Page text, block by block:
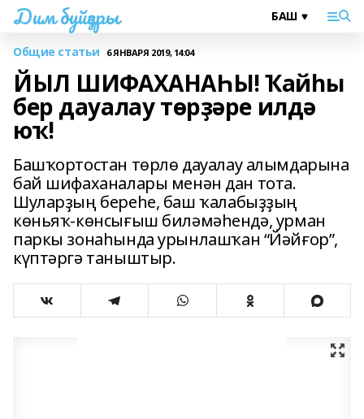
Дим буйҙары
Общие статьи 6 ЯНВАРЯ 2019, 14:04
ЙЫЛ ШИФАХАНАҺЫ! Ҡайһы
бер дауалау төрҙәре илдә
юҡ!
Башҡортостан төрлө дауалау алымдарына
бай шифаханалары менән дан тота.
Шуларҙың береһе, баш ҡалабыҙҙың
көньяҡ-көнсығыш биләмәһендә, урман
паркы зонаһында урынлашҡан “Йәйғор”,
күптәргә таныштыр.